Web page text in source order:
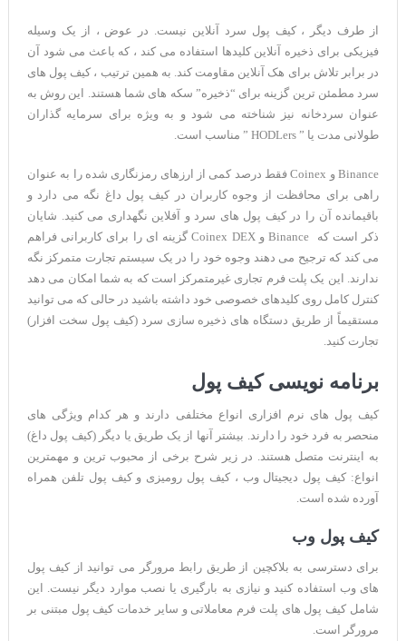
از طرف دیگر ، کیف پول سرد آنلاین نیست. در عوض ، از یک وسیله
فیزیکی برای ذخیره آنلاین کلیدها استفاده می کند ، که باعث می شود آن
در برابر تلاش برای هک آنلاین مقاومت کند. به همین ترتیب ، کیف پول های
سرد مطمئن ترین گزینه برای “ذخیره” سکه های شما هستند. این روش به
عنوان سردخانه نیز شناخته می شود و به ویژه برای سرمایه گذاران
طولانی مدت یا ” HODLers ” مناسب است.
Binance و Coinex فقط درصد کمی از ارزهای رمزنگاری شده را به عنوان
راهی برای محافظت از وجوه کاربران در کیف پول داغ نگه می دارد و
باقیمانده آن را در کیف پول های سرد و آفلاین نگهداری می کنید. شایان
ذکر است که Binance و Coinex DEX گزینه ای را برای کاربرانی فراهم
می کند که ترجیح می دهند وجوه خود را در یک سیستم تجارت متمرکز نگه
ندارند. این یک پلت فرم تجاری غیرمتمرکز است که به شما امکان می دهد
کنترل کامل روی کلیدهای خصوصی خود داشته باشید در حالی که می توانید
مستقیماً از طریق دستگاه های ذخیره سازی سرد (کیف پول سخت افزار)
تجارت کنید.
برنامه نویسی کیف پول
کیف پول های نرم افزاری انواع مختلفی دارند و هر کدام ویژگی های
منحصر به فرد خود را دارند. بیشتر آنها از یک طریق یا دیگر (کیف پول داغ)
به اینترنت متصل هستند. در زیر شرح برخی از محبوب ترین و مهمترین
انواع: کیف پول دیجیتال وب ، کیف پول رومیزی و کیف پول تلفن همراه
آورده شده است.
کیف پول وب
برای دسترسی به بلاکچین از طریق رابط مرورگر می توانید از کیف پول
های وب استفاده کنید و نیازی به بارگیری یا نصب موارد دیگر نیست. این
شامل کیف پول های پلت فرم معاملاتی و سایر خدمات کیف پول مبتنی بر
مرورگر است.